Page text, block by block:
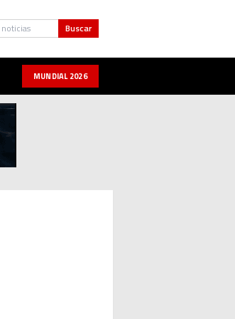
Buscar
MUNDIAL 2026